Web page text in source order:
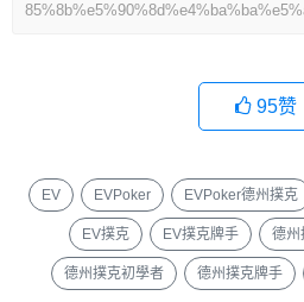
95赞
EV EVPoker EVPoker德州撲克
EV撲克 EV撲克牌手 德州
德州撲克初學者 德州撲克牌手